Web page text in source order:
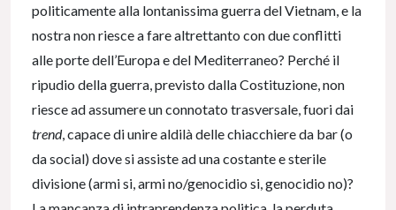
politicamente alla lontanissima guerra del Vietnam, e la
nostra non riesce a fare altrettanto con due conflitti
alle porte dell’Europa e del Mediterraneo? Perché il
ripudio della guerra, previsto dalla Costituzione, non
riesce ad assumere un connotato trasversale, fuori dai
trend, capace di unire aldilà delle chiacchiere da bar (o
da social) dove si assiste ad una costante e sterile
divisione (armi si, armi no/genocidio si, genocidio no)?